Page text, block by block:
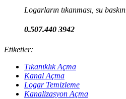
Logarların tıkanması, su
0.507.440 3942
Etiketler:
Tıkanıklık Açma
Kanal Açma
Logar Temizleme
Kanalizasyon Açma